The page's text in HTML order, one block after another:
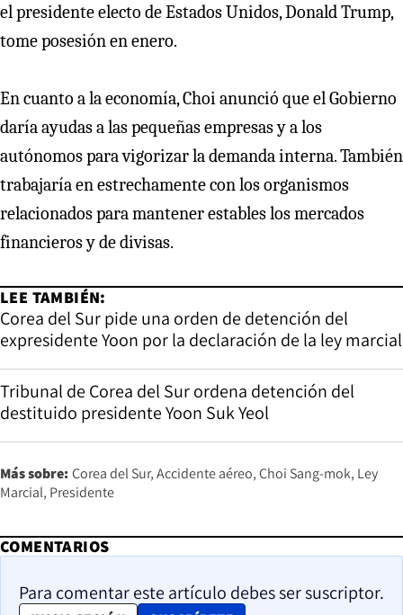
el presidente electo de Estados Unidos, Donald Trump,
tome posesión en enero.
En cuanto a la economía, Choi anunció que el Gobierno
daría ayudas a las pequeñas empresas y a los
autónomos para vigorizar la demanda interna. También
trabajaría en estrechamente con los organismos
relacionados para mantener estables los mercados
financieros y de divisas.
LEE TAMBIÉN:
Corea del Sur pide una orden de detención del
expresidente Yoon por la declaración de la ley marcial
Tribunal de Corea del Sur ordena detención del
destituido presidente Yoon Suk Yeol
Más sobre: Corea del Sur Accidente aéreo Choi Sang-mok Ley
Marcial Presidente
COMENTARIOS
Para comentar este artículo debes ser suscriptor.